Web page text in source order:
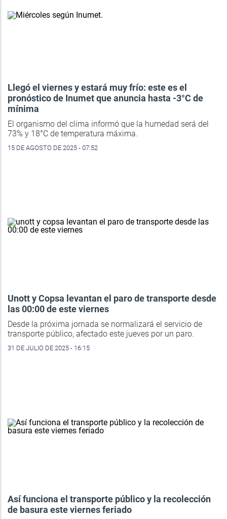
Llegó el viernes y estará muy frío: este es el
pronóstico de Inumet que anuncia hasta -3°C de
mínima
El organismo del clima informó que la humedad será del
73% y 18°C de temperatura máxima.
15 DE AGOSTO DE 2025 - 07:52
Unott y Copsa levantan el paro de transporte desde
las 00:00 de este viernes
Desde la próxima jornada se normalizará el servicio de
transporte público, afectado este jueves por un paro.
31 DE JULIO DE 2025 - 16:15
Así funciona el transporte público y la recolección
de basura este viernes feriado